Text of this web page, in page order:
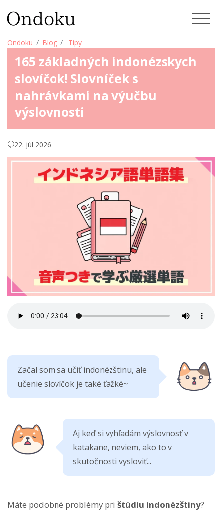
Ondoku Blog Tipy
165 základných indonézskych
slovíčok! Slovníček s
nahrávkami na výučbu
výslovnosti
22. júl 2026
Začal som sa učiť indonézštinu, ale
učenie slovíčok je také ťažké~
Aj keď si vyhľadám výslovnosť v
katakane, neviem, ako to v
skutočnosti vysloviť...
Máte podobné problémy pri štúdiu indonézštiny?